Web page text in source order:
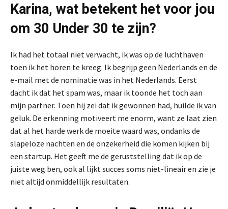
Karina, wat betekent het voor jou
om 30 Under 30 te zijn?
Ik had het totaal niet verwacht, ik was op de luchthaven
toen ik het horen te kreeg. Ik begrijp geen Nederlands en de
e-mail met de nominatie was in het Nederlands. Eerst
dacht ik dat het spam was, maar ik toonde het toch aan
mijn partner. Toen hij zei dat ik gewonnen had, huilde ik van
geluk. De erkenning motiveert me enorm, want ze laat zien
dat al het harde werk de moeite waard was, ondanks de
slapeloze nachten en de onzekerheid die komen kijken bij
een startup. Het geeft me de geruststelling dat ik op de
juiste weg ben, ook al lijkt succes soms niet-lineair en zie je
niet altijd onmiddellijk resultaten.